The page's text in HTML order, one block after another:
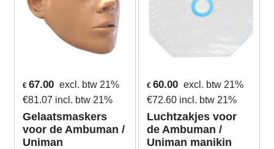
€ 67.00 excl. btw 21%
€81.07 incl. btw 21%
Gelaatsmaskers
voor de Ambuman /
Uniman
€ 60.00 excl. btw 21%
€72.60 incl. btw 21%
Luchtzakjes voor
de Ambuman /
Uniman manikin